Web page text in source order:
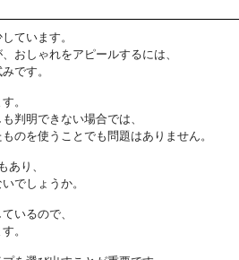
ています。
おしゃれをアピールするには、
です。
。
判明できない場合では、
のを使うことでも問題はありません。
あり、
でしょうか。
いるので、
。